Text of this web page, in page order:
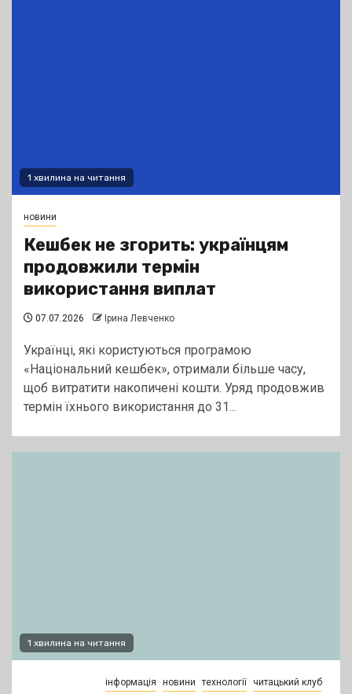
1 хвилина на читання
новини
Кешбек не згорить: українцям
продовжили термін
використання виплат
07.07.2026 Ірина Левченко
Українці, які користуються програмою
«Національний кешбек», отримали більше часу,
щоб витратити накопичені кошти. Уряд продовжив
термін їхнього використання до 31...
1 хвилина на читання
інформація новини технології читацький клуб